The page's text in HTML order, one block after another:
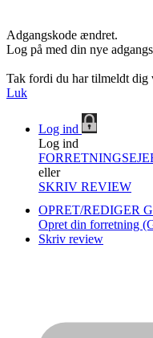
Adgangskode ændret.
Log på med din nye
Tak fordi du har tilmeldt dig
Luk
Log ind
Log ind
eller
SKRIV REVIEW
OPRET/REDIGER
Opret din forretning
Skriv review